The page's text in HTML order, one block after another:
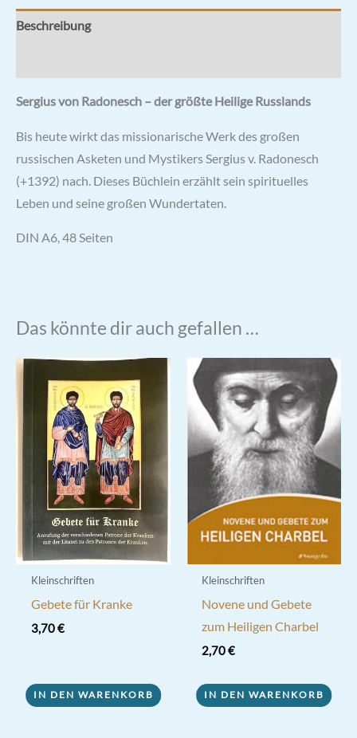
Beschreibung
Sergius von Radonesch – der größte Heilige Russlands
Bis heute wirkt das missionarische Werk des großen
russischen Asketen und Mystikers Sergius v. Radonesch
(+1392) nach. Dieses Büchlein erzählt sein spirituelles
Leben und seine großen Wundertaten.
DIN A6, 48 Seiten
Das könnte dir auch gefallen …
Kleinschriften
Gebete für Kranke
3,70€
IN DEN WARENKORB
Kleinschriften
Novene und Gebete
zum Heiligen Charbel
2,70€
IN DEN WARENKORB